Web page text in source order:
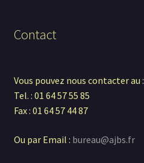
Contact
Vous pouvez nous contacter au :
Tel. : 01 64 57 55 85
Fax : 01 64 57 44 87
Ou par Email : bureau@ajbs.fr